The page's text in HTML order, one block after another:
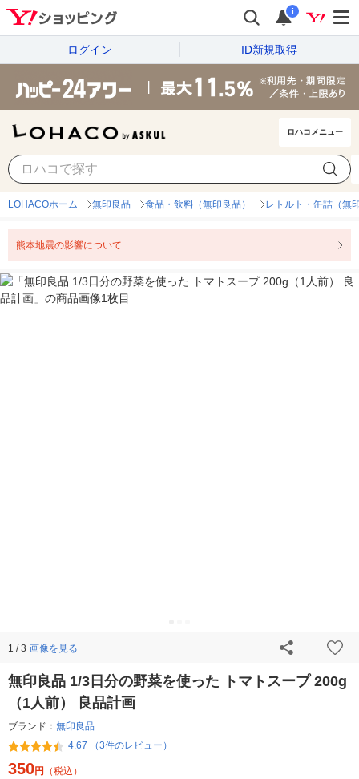
i
ログイン ID新規取得
ロハコメニュー
LOHACOホーム 無印良品 食品・飲料（無印良品） レトルト・缶詰（無
熊本地震の影響について
1 / 3 画像を見る
無印良品 1/3日分の野菜を使った トマトスープ 200g
（1人前） 良品計画
ブランド： 無印良品
4.67 （3件のレビュー）
350円 （税込）